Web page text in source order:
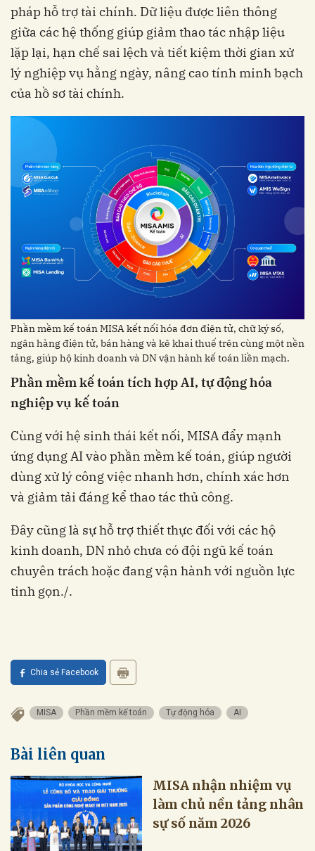
pháp hỗ trợ tài chính. Dữ liệu được liên thông
giữa các hệ thống giúp giảm thao tác nhập liệu
lặp lại, hạn chế sai lệch và tiết kiệm thời gian xử
lý nghiệp vụ hằng ngày, nâng cao tính minh bạch
của hồ sơ tài chính.
Phần mềm kế toán MISA kết nối hóa đơn điện tử, chữ ký số,
ngân hàng điện tử, bán hàng và kê khai thuế trên cùng một nền
tảng, giúp hộ kinh doanh và DN vận hành kế toán liền mạch.
Phần mềm kế toán tích hợp AI, tự động hóa
nghiệp vụ kế toán
Cùng với hệ sinh thái kết nối, MISA đẩy mạnh
ứng dụng AI vào phần mềm kế toán, giúp người
dùng xử lý công việc nhanh hơn, chính xác hơn
và giảm tải đáng kể thao tác thủ công.
Đây cũng là sự hỗ trợ thiết thực đối với các hộ
kinh doanh, DN nhỏ chưa có đội ngũ kế toán
chuyên trách hoặc đang vận hành với nguồn lực
tinh gọn./.
Chia sẻ Facebook
MISA Phần mềm kế toán Tự động hóa AI
Bài liên quan
MISA nhận nhiệm vụ
làm chủ nền tảng nhân
sự số năm 2026